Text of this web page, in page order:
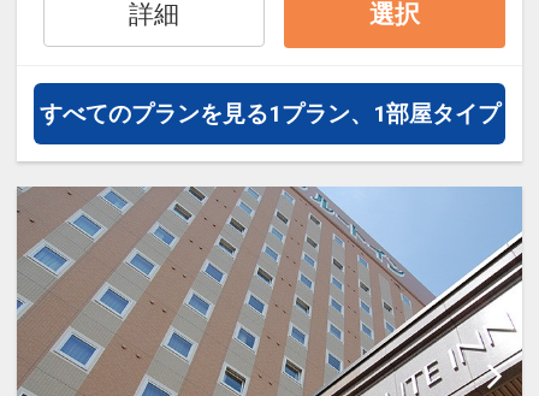
オプションでレンタカーや現地交
通・体験プランなどの追加（同時予
約）が可能なプランもございます。
詳細 選択
すべてのプランを見る1プラン、1部屋タイプ